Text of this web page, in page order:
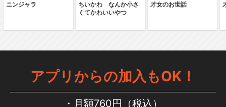
ニンジャラ
ちいかわ なんか小さ
くてかわいいやつ
才女のお世話
アプリからの加入もOK！
月額760円（税込）